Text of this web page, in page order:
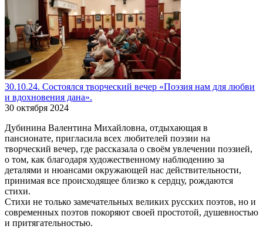
30.10.24. Состоялся творческий вечер «Поэзия нам для любви
и вдохновения дана».
30 октября 2024
Дубинина Валентина Михайловна, отдыхающая в
пансионате, пригласила всех любителей поэзии на
творческий вечер, где рассказала о своём увлечении поэзией,
о том, как благодаря художественному наблюдению за
деталями и нюансами окружающей нас действительности,
принимая все происходящее близко к сердцу, рождаются
стихи.
Стихи не только замечательных великих русских поэтов, но и
современных поэтов покоряют своей простотой, душевностью
и притягательностью.